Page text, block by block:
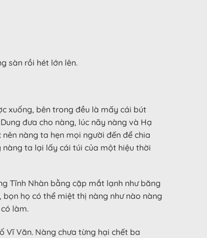
sàn rồi hét lớn lên.
xuống, bên trong đều là mấy cái bút
đưa cho nàng, lúc nãy nàng và Hạ
nàng ta hẹn mọi người đến để chia
ta lại lấy cái túi của một hiệu thời
Tĩnh Nhàn bằng cặp mắt lạnh như băng
họ có thể miệt thị nàng như nào nàng
làm.
Vĩ Văn. Nàng chưa từng hại chết ba